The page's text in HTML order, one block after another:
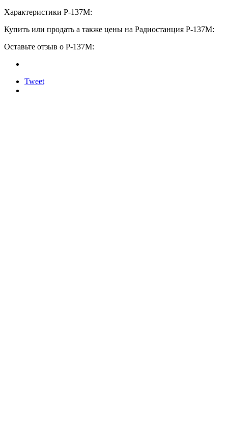
Характеристики Р-137М:
Купить или продать а также цены на Радиостанция Р-137М:
Оставьте отзыв о Р-137М:
Tweet